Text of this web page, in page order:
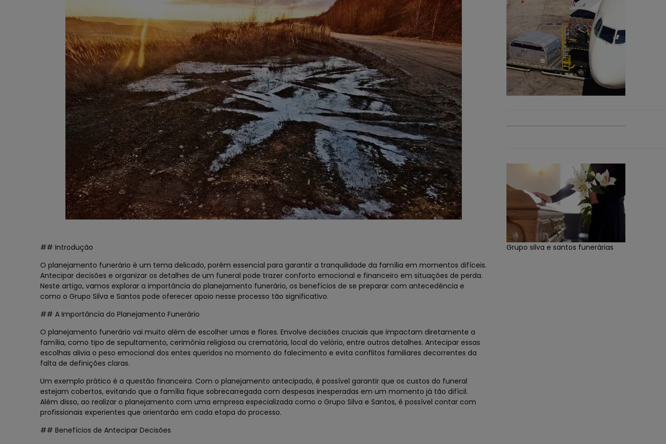
## Introdução
O planejamento funerário é um tema delicado, porém essencial para garantir a tranquilidade da família em momentos difíceis.
Antecipar decisões e organizar os detalhes de um funeral pode trazer conforto emocional e financeiro em situações de perda.
Neste artigo, vamos explorar a importância do planejamento funerário, os benefícios de se preparar com antecedência e
como o Grupo Silva e Santos pode oferecer apoio nesse processo tão significativo.
## A Importância do Planejamento Funerário
O planejamento funerário vai muito além de escolher urnas e flores. Envolve decisões cruciais que impactam diretamente a
família, como tipo de sepultamento, cerimônia religiosa ou crematória, local do velório, entre outros detalhes. Antecipar essas
escolhas alivia o peso emocional dos entes queridos no momento do falecimento e evita conflitos familiares decorrentes da
falta de definições claras.
Um exemplo prático é a questão financeira. Com o planejamento antecipado, é possível garantir que os custos do funeral
estejam cobertos, evitando que a família fique sobrecarregada com despesas inesperadas em um momento já tão difícil.
Além disso, ao realizar o planejamento com uma empresa especializada como o Grupo Silva e Santos, é possível contar com
profissionais experientes que orientarão em cada etapa do processo.
## Benefícios de Antecipar Decisões
Grupo silva e santos funerárias